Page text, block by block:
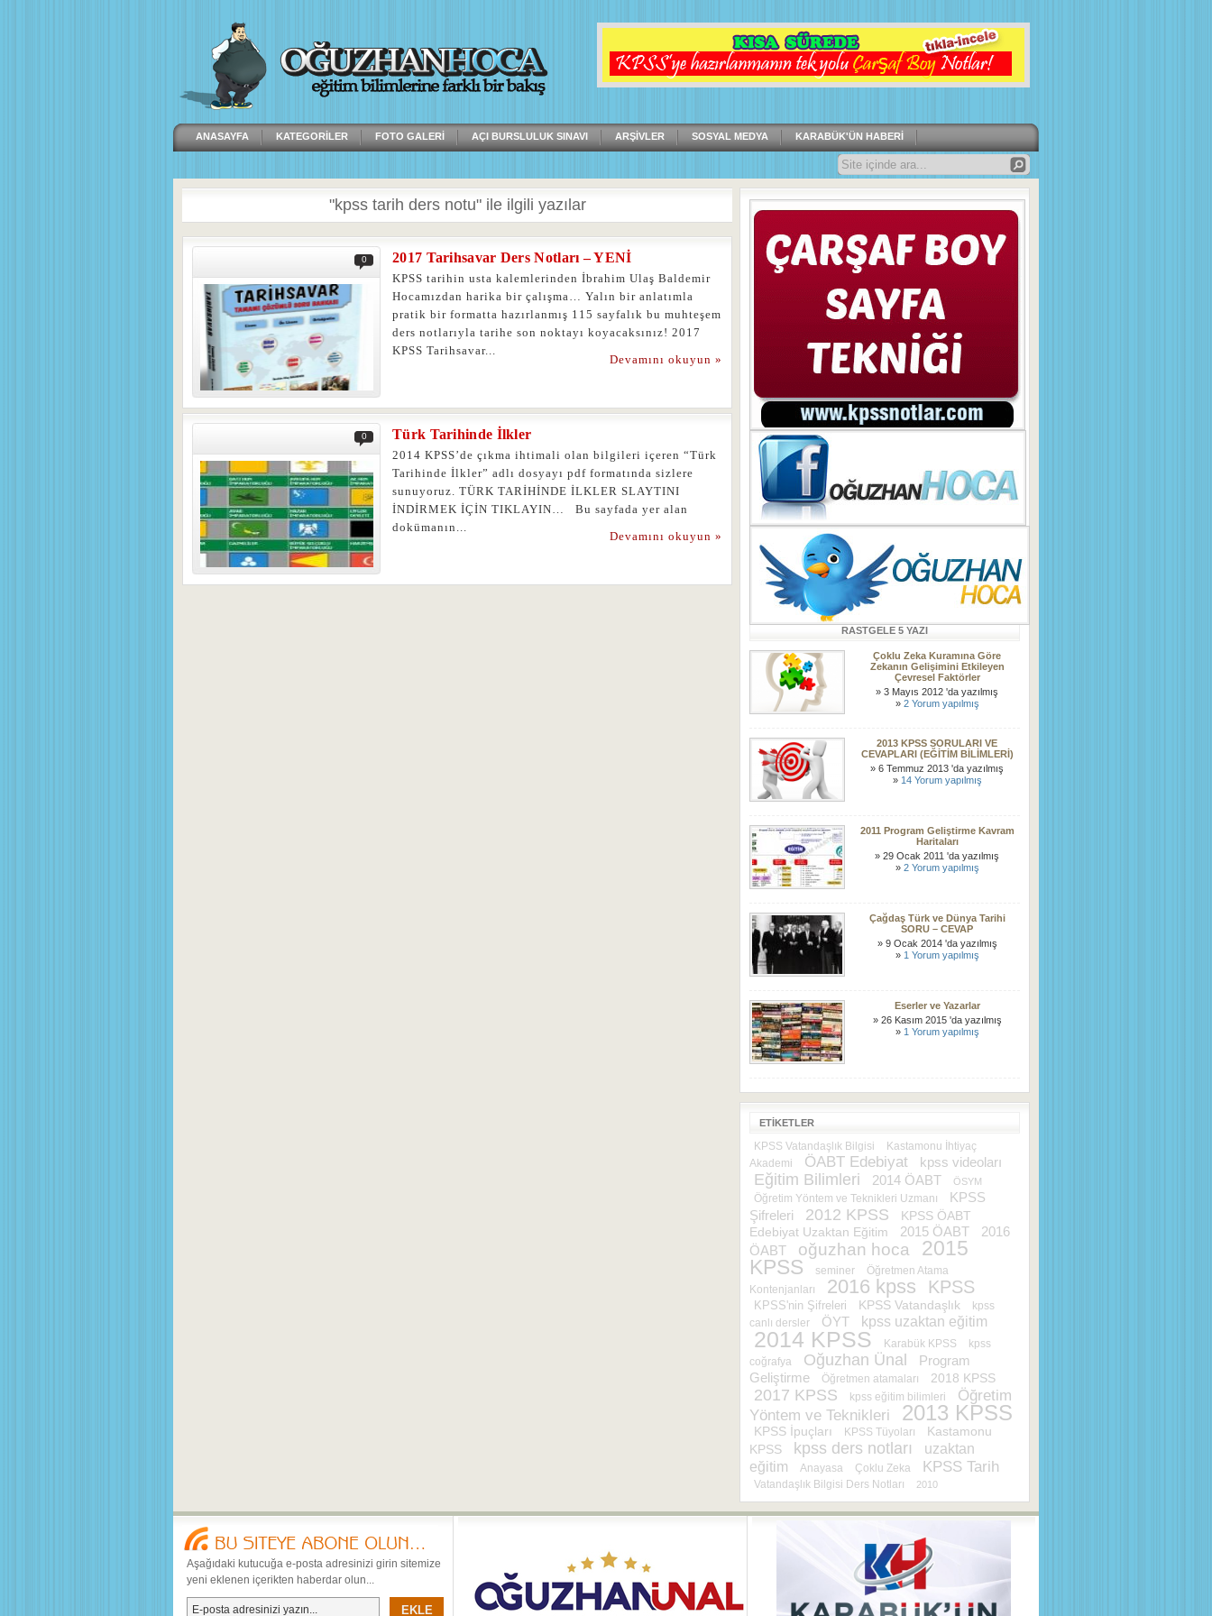
ANASAYFA KATEGORILER FOTO GALERI AÇI BURSLULUK SINAVI ARŞIVLER SOSYAL MEDYA KARABÜK'ÜN HABERI
"kpss tarih ders notu" ile ilgili yazılar
0 2017 Tarihsavar Ders Notları – YENİ
KPSS tarihin usta kalemlerinden İbrahim Ulaş Baldemir
Hocamızdan harika bir çalışma… Yalın bir anlatımla
pratik bir formatta hazırlanmış 115 sayfalık bu muhteşem
ders notlarıyla tarihe son noktayı koyacaksınız! 2017
KPSS Tarihsavar...
Devamını okuyun »
0 Türk Tarihinde İlkler
2014 KPSS’de çıkma ihtimali olan bilgileri içeren “Türk
Tarihinde İlkler” adlı dosyayı pdf formatında sizlere
sunuyoruz. TÜRK TARİHİNDE İLKLER SLAYTINI
İNDİRMEK İÇİN TIKLAYIN… Bu sayfada yer alan
dokümanın...
Devamını okuyun »
RASTGELE 5 YAZI
Çoklu Zeka Kuramına Göre
Zekanın Gelişimini Etkileyen
Çevresel Faktörler
» 3 Mayıs 2012 'da yazılmış
» 2 Yorum yapılmış
2013 KPSS SORULARI VE
CEVAPLARI (EĞİTİM BİLİMLERİ)
» 6 Temmuz 2013 'da yazılmış
» 14 Yorum yapılmış
2011 Program Geliştirme Kavram
Haritaları
» 29 Ocak 2011 'da yazılmış
» 2 Yorum yapılmış
Çağdaş Türk ve Dünya Tarihi
SORU – CEVAP
» 9 Ocak 2014 'da yazılmış
» 1 Yorum yapılmış
Eserler ve Yazarlar
» 26 Kasım 2015 'da yazılmış
» 1 Yorum yapılmış
ETIKETLER
KPSS Vatandaşlık Bilgisi
Kastamonu İhtiyaç
Akademi
ÖABT Edebiyat kpss videoları
Eğitim Bilimleri 2014 ÖABT ÖSYM
Öğretim Yöntem ve Teknikleri Uzmanı
KPSS
Şifreleri
2012 KPSS
KPSS ÖABT
Edebiyat Uzaktan Eğitim
2015 ÖABT
2016
ÖABT
oğuzhan hoca
2015
KPSS
seminer
Öğretmen Atama
Kontenjanları
2016 kpss KPSS
KPSS'nin Şifreleri KPSS Vatandaşlık
kpss
canlı dersler
ÖYT kpss uzaktan eğitim
2014 KPSS Karabük KPSS
kpss
coğrafya
Oğuzhan Ünal
Program
Geliştirme
Öğretmen atamaları 2018 KPSS
2017 KPSS kpss eğitim bilimleri
Öğretim
Yöntem ve Teknikleri
2013 KPSS
KPSS İpuçları KPSS Tüyoları
Kastamonu
KPSS
kpss ders notları
uzaktan
eğitim
Anayasa Çoklu Zeka KPSS Tarih
Vatandaşlık Bilgisi Ders Notları 2010
Aşağıdaki kutucuğa e-posta adresinizi girin sitemize
yeni eklenen içerikten haberdar olun...